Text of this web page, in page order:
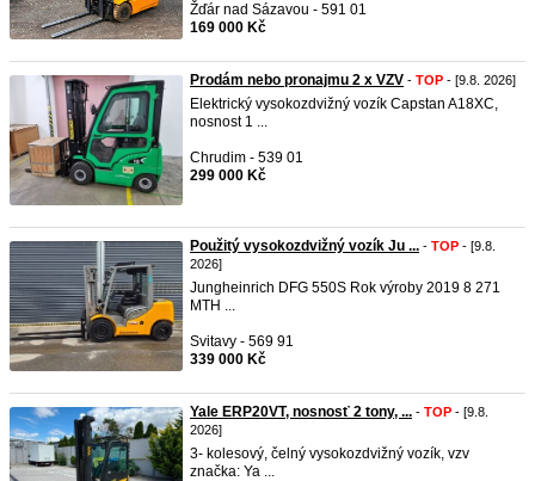
Žďár nad Sázavou - 591 01
169 000 Kč
Prodám nebo pronajmu 2 x VZV - TOP - [9.8. 2026]
Elektrický vysokozdvižný vozík Capstan A18XC,
nosnost 1 ...
Chrudim - 539 01
299 000 Kč
Použitý vysokozdvižný vozík Ju ... - TOP - [9.8.
2026]
Jungheinrich DFG 550S Rok výroby 2019 8 271
MTH ...
Svitavy - 569 91
339 000 Kč
Yale ERP20VT, nosnosť 2 tony, ... - TOP - [9.8.
2026]
3- kolesový, čelný vysokozdvižný vozík, vzv
značka: Ya ...